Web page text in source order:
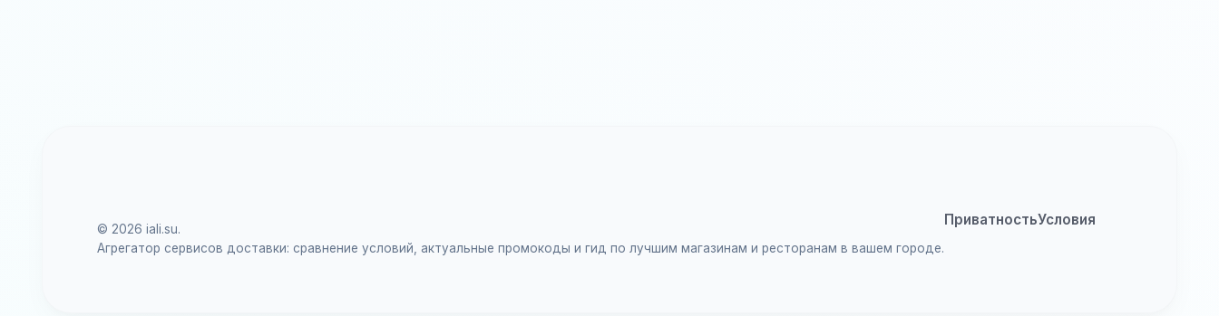
© 2026 iali.su.
Агрегатор сервисов доставки: сравнение условий, актуальные промокоды и гид по лучшим магазинам и ресторанам в вашем городе.
ПриватностьУсловия